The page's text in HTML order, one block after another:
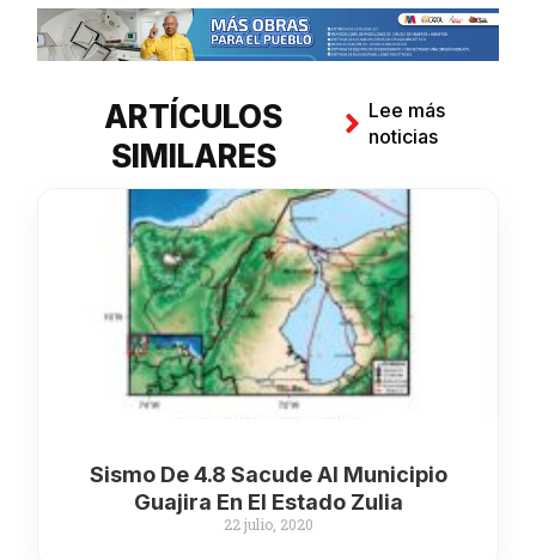
ARTÍCULOS
SIMILARES
Lee más
noticias
Sismo De 4.8 Sacude Al Municipio
Guajira En El Estado Zulia
22 julio, 2020